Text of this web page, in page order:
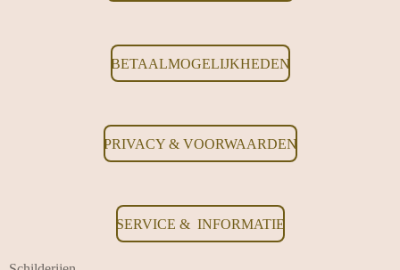
BETAALMOGELIJKHEDEN
PRIVACY & VOORWAARDEN
SERVICE & INFORMATIE